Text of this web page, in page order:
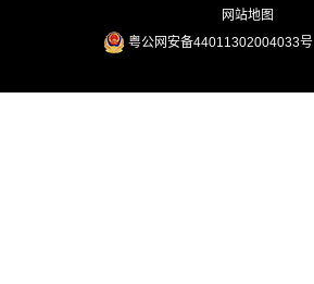
网站地图
粤公网安备44011302004033号